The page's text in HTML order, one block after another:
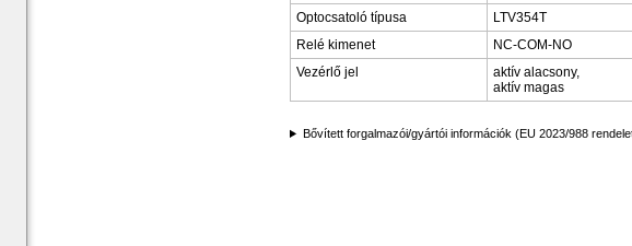
Optocsatoló típusa
LTV354T
Relé kimenet
NC-COM-NO
Vezérlő jel
aktív alacsony,
aktív magas
Bővített forgalmazói/gyártói információk (EU 2023/988